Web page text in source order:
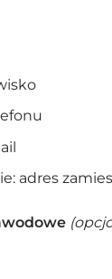
adres